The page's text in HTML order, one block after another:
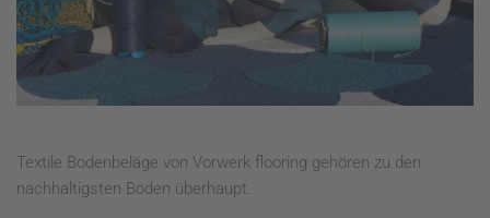
Textile Bodenbeläge von Vorwerk flooring gehören zu den
nachhaltigsten Böden überhaupt.